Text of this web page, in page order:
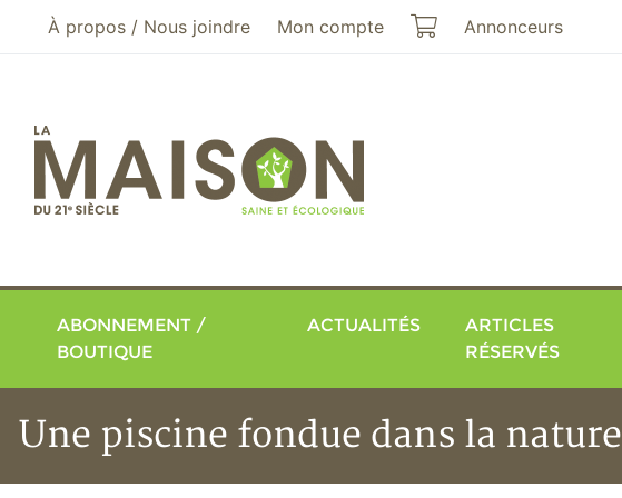
Aller au menu principal
Aller au contenu principal
À propos / Nous joindre Mon compte Mon panier
Annonceurs
ABONNEMENT /
BOUTIQUE
ACTUALITÉS
ARTICLES
RÉSERVÉS
Une piscine fondue dans la nature